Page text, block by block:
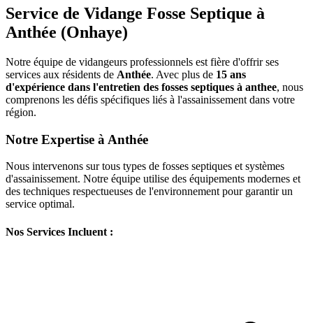
Service de Vidange Fosse Septique à
Anthée (Onhaye)
Notre équipe de vidangeurs professionnels est fière d'offrir ses
services aux résidents de Anthée. Avec plus de 15 ans
d'expérience dans l'entretien des fosses septiques à anthee, nous
comprenons les défis spécifiques liés à l'assainissement dans votre
région.
Notre Expertise à Anthée
Nous intervenons sur tous types de fosses septiques et systèmes
d'assainissement. Notre équipe utilise des équipements modernes et
des techniques respectueuses de l'environnement pour garantir un
service optimal.
Nos Services Incluent :